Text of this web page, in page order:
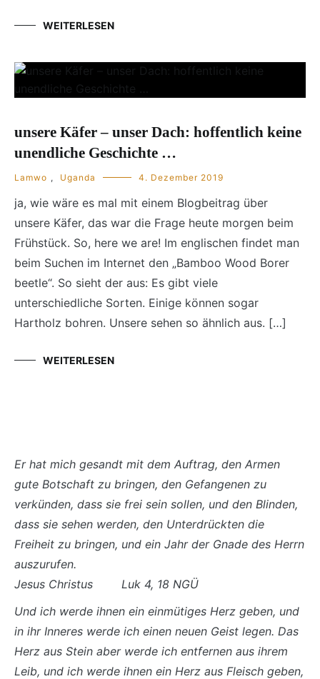
WEITERLESEN
unsere Käfer – unser Dach: hoffentlich keine
unendliche Geschichte …
Lamwo , Uganda 4. Dezember 2019
ja, wie wäre es mal mit einem Blogbeitrag über
unsere Käfer, das war die Frage heute morgen beim
Frühstück. So, here we are! Im englischen findet man
beim Suchen im Internet den „Bamboo Wood Borer
beetle“. So sieht der aus: Es gibt viele
unterschiedliche Sorten. Einige können sogar
Hartholz bohren. Unsere sehen so ähnlich aus. […]
WEITERLESEN
Er hat mich gesandt mit dem Auftrag, den Armen
gute Botschaft zu bringen, den Gefangenen zu
verkünden, dass sie frei sein sollen, und den Blinden,
dass sie sehen werden, den Unterdrückten die
Freiheit zu bringen, und ein Jahr der Gnade des Herrn
auszurufen.
Jesus Christus Luk 4, 18 NGÜ
Und ich werde ihnen ein einmütiges Herz geben, und
in ihr Inneres werde ich einen neuen Geist legen. Das
Herz aus Stein aber werde ich entfernen aus ihrem
Leib, und ich werde ihnen ein Herz aus Fleisch geben,